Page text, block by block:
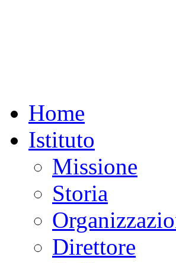
Home
Istituto
Missione
Storia
Direttore